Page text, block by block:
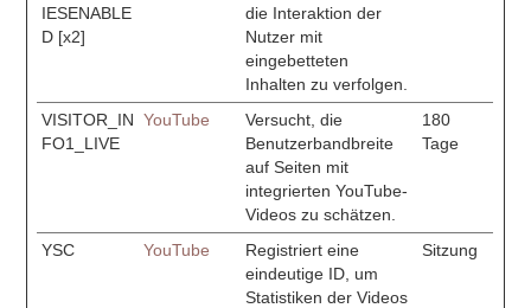
IESENABLE
D [x2]
die Interaktion der
Nutzer mit
eingebetteten
Inhalten zu verfolgen.
VISITOR_IN
FO1_LIVE
YouTube
Versucht, die
Benutzerbandbreite
auf Seiten mit
integrierten YouTube-
Videos zu schätzen.
180
Tage
YSC YouTube
Registriert eine
eindeutige ID, um
Statistiken der Videos
Sitzung